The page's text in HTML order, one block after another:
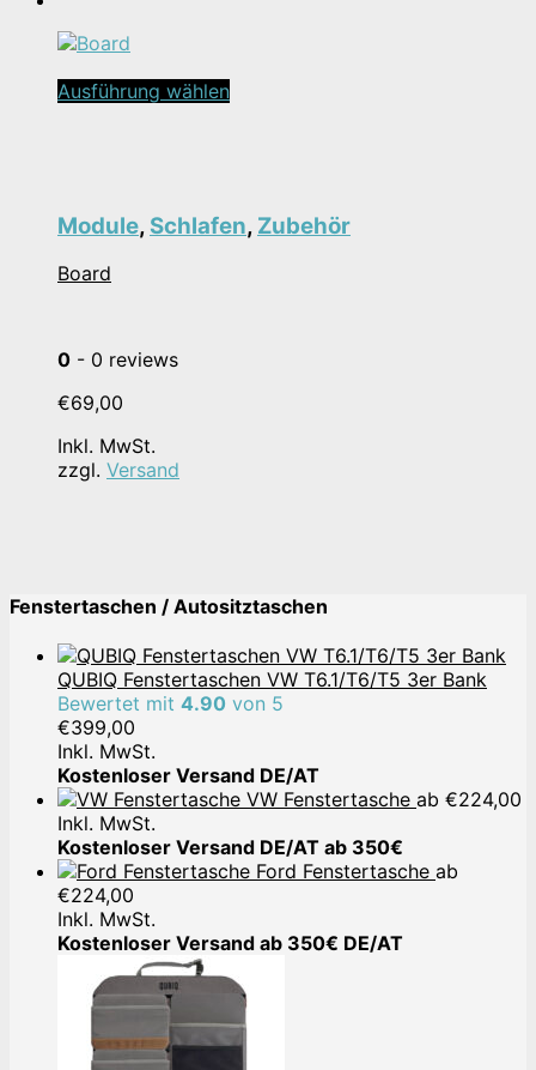
Ausführung wählen
Die
Module, Schlafen, Zubehör
Board
0 - 0 reviews
€69,00
Inkl. MwSt.
zzgl. Versand
Fenstertaschen / Autositztaschen
QUBIQ Fenstertaschen VW T6.1/T6/T5 3er Bank
Bewertet mit 4.90 von 5
€399,00
Inkl. MwSt.
Kostenloser Versand DE/AT
VW Fenstertasche ab €224,00
Inkl. MwSt.
Kostenloser Versand DE/AT ab 350€
Ford Fenstertasche ab
€224,00
Inkl. MwSt.
Kostenloser Versand ab 350€ DE/AT